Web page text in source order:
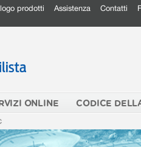
prodotti Assistenza Contatti
ONLINE CODICE